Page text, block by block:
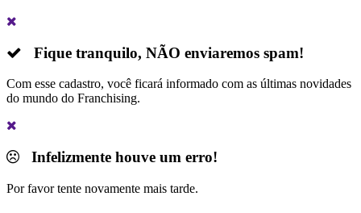
Fique tranquilo, NÃO enviaremos spam!
Com esse cadastro, você ficará informado com as últimas novidades
do mundo do Franchising.
Infelizmente houve um erro!
Por favor tente novamente mais tarde.